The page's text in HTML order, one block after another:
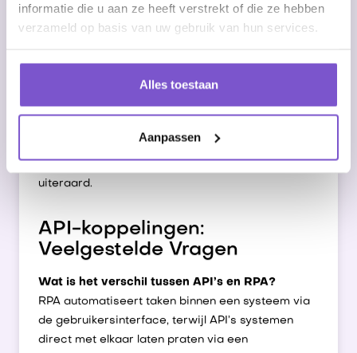
informatie die u aan ze heeft verstrekt of die ze hebben
verzameld op basis van uw gebruik van hun services.
Alles toestaan
Aanpassen
Je hebt te maken met externe portalen
In de praktijk combineren we vaak de
technologieën, waarbij we met een API-
om vervolgens deze informatie ergens anders
met RPA ofAIin te voeren. Dit kan ook andersom
uiteraard.
API-koppelingen:
Veelgestelde Vragen
Wat is het verschil tussen API’s en RPA?
RPA automatiseert taken binnen een systeem via
de gebruikersinterface, terwijl API’s systemen
direct met elkaar laten praten via een